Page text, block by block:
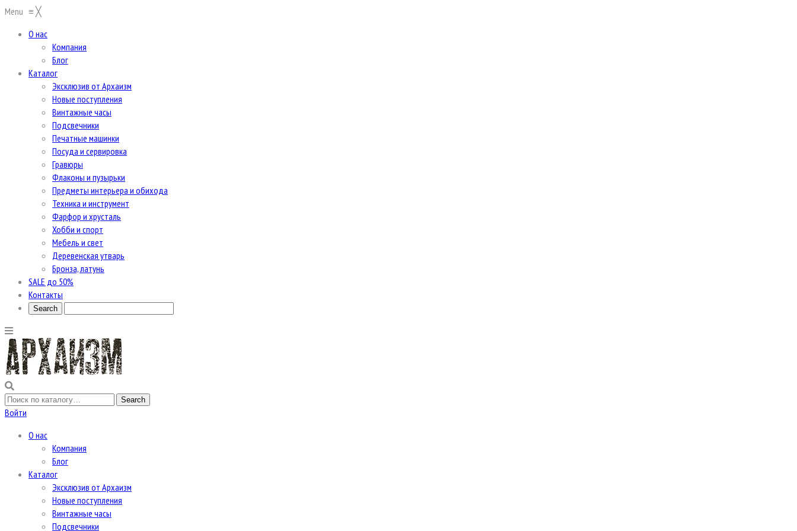
Menu ≡╳
О нас
Компания
Блог
Каталог
Эксклюзив от Архаизм
Новые поступления
Винтажные часы
Подсвечники
Печатные машинки
Посуда и сервировка
Гравюры
Флаконы и пузырьки
Предметы интерьера и обихода
Техника и инструмент
Фарфор и хрусталь
Хобби и спорт
Мебель и свет
Деревенская утварь
Бронза, латунь
SALE до 50%
Контакты
Войти
О нас
Компания
Блог
Каталог
Эксклюзив от Архаизм
Новые поступления
Винтажные часы
Подсвечники